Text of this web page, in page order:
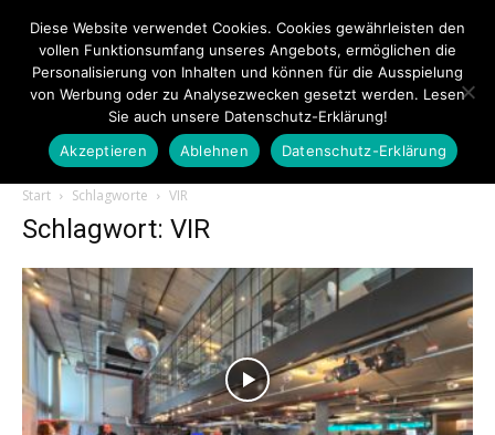
Touristiknews.de
Touristiknews
Start Schlagworte VIR
Schlagwort: VIR
Diese Website verwendet Cookies. Cookies gewährleisten den
vollen Funktionsumfang unseres Angebots, ermöglichen die
Personalisierung von Inhalten und können für die Ausspielung
von Werbung oder zu Analysezwecken gesetzt werden. Lesen
Sie auch unsere Datenschutz-Erklärung!
Akzeptieren
Ablehnen Datenschutz-Erklärung